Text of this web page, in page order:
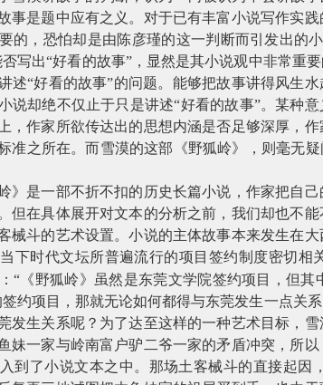
事是题中应有之义。对于已有丰富小说写作实
的，恐怕却是由陈彦瑾的这一判断而引发出的
写出“好看的故事”，显然是其小说观中非常重
述“好看的故事”的问题。能够把故事讲得风生
说却绝不仅止于只是讲述“好看的故事”。某种
，作家所欲传达出的思想内涵是否足够深厚，
准之所在。而雪漠的这部《野狐岭》，则毫无
》是一部不折不扣的历史长篇小说，作家把自
但在具体展开对文本的分析之前，我们却也不
械斗的艺术设置。小说的主体故事本来发生在
下时代文坛所普遍流行的项目签约制度密切相
“《野狐岭》虽然是东莞文学院签约项目，但
约项目，那就无论如何都得与东莞发生一点关
发生关系呢？为了达至这样的一种艺术目标，
妹一家与岭南富户驴二爷一家的矛盾冲突，所
到了小说文本之中。那场土客械斗的直接起